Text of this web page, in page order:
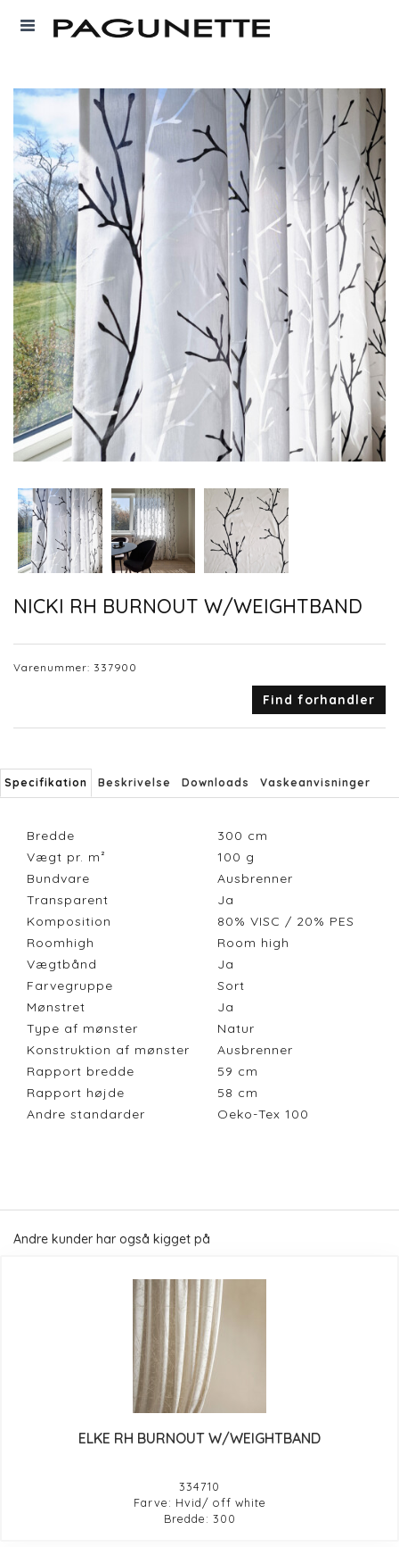
NICKI RH BURNOUT W/WEIGHTBAND
Varenummer: 337900
Find forhandler
Specifikation Beskrivelse Downloads Vaskeanvisninger
Bredde 300 cm
Vægt pr. m²
100 g
Bundvare
Ausbrenner
Transparent
Ja
Komposition
80% VISC / 20% PES
Roomhigh
Room high
Vægtbånd
Ja
Farvegruppe
Sort
Mønstret
Ja
Type af mønster
Natur
Konstruktion af mønster
Ausbrenner
Rapport bredde
59 cm
Rapport højde
58 cm
Andre standarder
Oeko-Tex 100
Andre kunder har også kigget på
ELKE RH BURNOUT W/WEIGHTBAND
334710
Farve: Hvid/ off white
Bredde: 300